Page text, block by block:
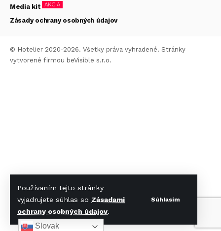
Používaním tejto stránky
vyjadrujete súhlas so Zásadami
ochrany osobných údajov.
Súhlasím
Media kit AKCIA
Zásady ochrany osobných údajov
© Hotelier 2020-2026. Všetky práva vyhradené. Stránky
vytvorené firmou beVisible s.r.o.
Slovak